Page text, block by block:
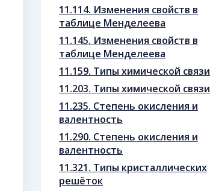
11.114. Изменения свойств в
таблице Менделеева
11.145. Изменения свойств в
таблице Менделеева
11.159. Типы химической связи
11.203. Типы химической связи
11.235. Степень окисления и
валентность
11.290. Степень окисления и
валентность
11.321. Типы кристаллических
решёток